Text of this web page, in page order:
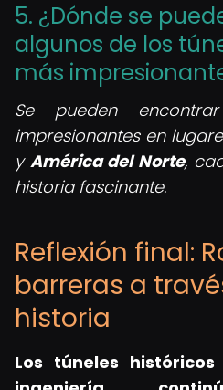
5. ¿Dónde se
algunos de los
más
Se pueden
impresionantes en
y América del Norte,
historia fascinante.
Reflexión final:
barreras a
historia
Los túneles